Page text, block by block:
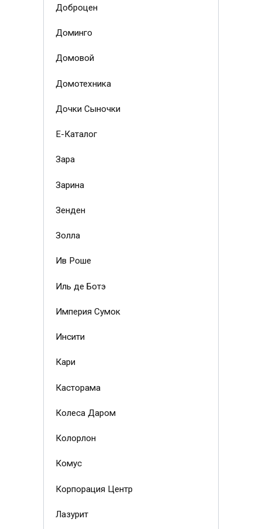
Доброцен
Доминго
Домовой
Домотехника
Дочки Сыночки
Е-Каталог
Зара
Зарина
Зенден
Золла
Ив Роше
Иль де Ботэ
Империя Сумок
Инсити
Кари
Касторама
Колеса Даром
Колорлон
Комус
Корпорация Центр
Лазурит